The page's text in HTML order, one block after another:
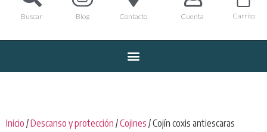
Buscar Blog Contacto Cuenta Carrito
Inicio /Descanso y protección /Cojines / Cojín coxis antiescaras